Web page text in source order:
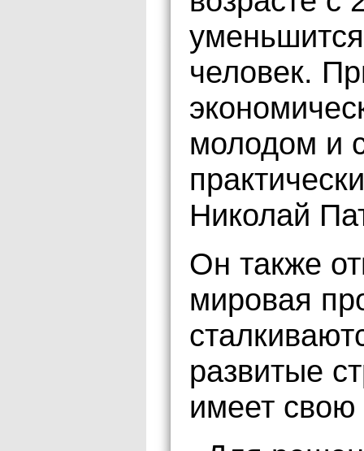
человек.
молодом и
Николай
Он также
мировая
развитые
имеет